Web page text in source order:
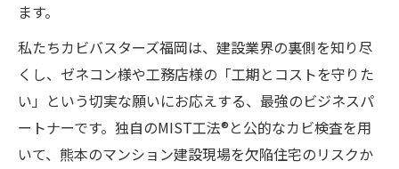
ます。
私たちカビバスターズ福岡は、建設業界の裏側を知り尽
くし、ゼネコン様や工務店様の「工期とコストを守りた
い」という切実な願いにお応えする、最強のビジネスパ
ートナーです。独自のMIST工法®と公的なカビ検査を用
いて、熊本のマンション建設現場を欠陥住宅のリスクか